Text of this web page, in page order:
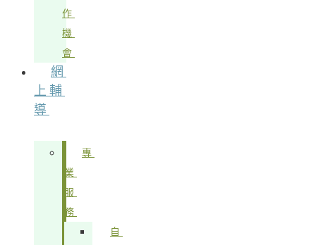
作
機
會
網
上輔
導
專
業
服
務
自